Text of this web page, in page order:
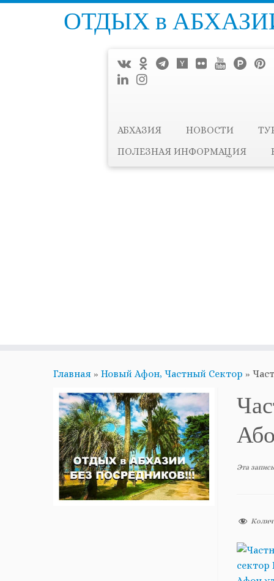
ОТДЫХ в
АБХАЗИЯ НОВОСТИ
ПОЛЕЗНАЯ ИНФОРМАЦИЯ
Главная » Новый Афон, Частный Сектор »
Эта